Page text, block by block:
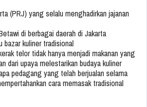
(PRJ) yang selalu menghadirkan jajanan
di berbagai daerah di Jakarta
bazar kuliner tradisional
telor tidak hanya menjadi makanan yang
dari upaya melestarikan budaya kuliner
pedagang yang telah berjualan selama
cara memasak tradisional